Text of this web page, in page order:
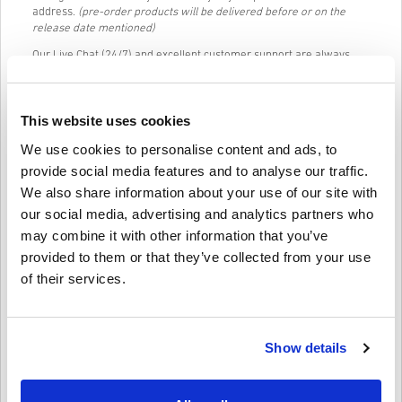
This website uses cookies
We use cookies to personalise content and ads, to
provide social media features and to analyse our traffic.
We also share information about your use of our site with
our social media, advertising and analytics partners who
may combine it with other information that you’ve
provided to them or that they’ve collected from your use
of their services.
Show details
address. (pre-order products will be delivered before or on the
release date mentioned)
Our Live Chat (24/7) and excellent customer support are always
AMAZON GIFT CARD 50 GBP UK code.
Our Easy to follow 3-step purchase system contains no annoying
a valid payment method, thus making the process of buying
easy.
Informacije i upute
Novi na Livecards.net? Kupnja digitalnih kodova je brza i
Odricanje
ProizvodiPre-Orderbit će isporučeni prije ili na navedeni
4,6/5 10 Recenzije